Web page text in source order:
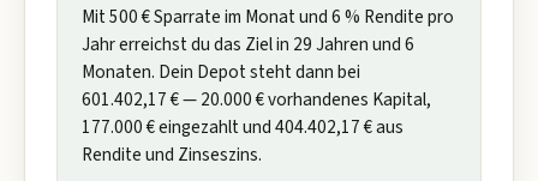
Mit 500 € Sparrate im Monat und 6 % Rendite pro
Jahr erreichst du das Ziel in 29 Jahren und 6
Monaten. Dein Depot steht dann bei
601.402,17 € — 20.000 € vorhandenes Kapital,
177.000 € eingezahlt und 404.402,17 € aus
Rendite und Zinseszins.